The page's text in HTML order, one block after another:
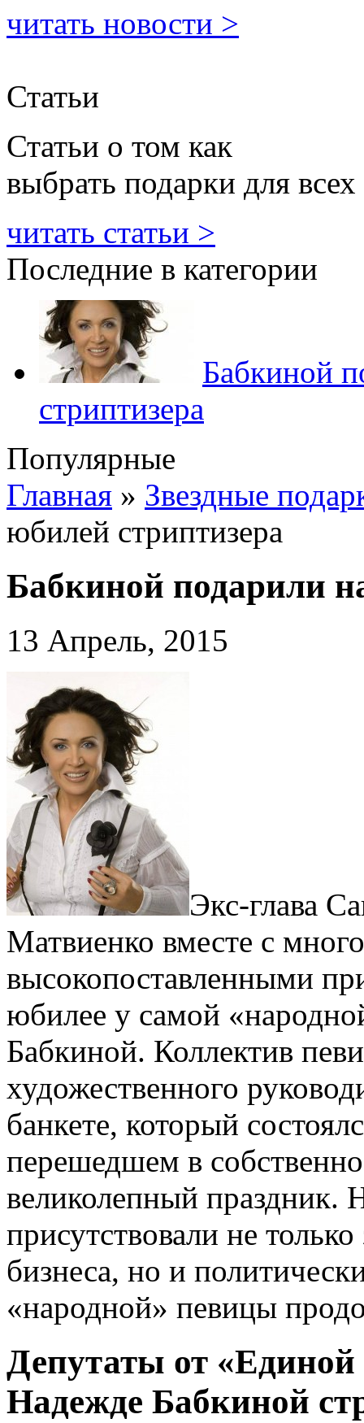
читать новости >
Статьи
Статьи о том как
выбрать подарки для всех
читать статьи >
Последние в категории
Бабкиной
стриптизера
Популярные
Главная » Звездные
юбилей стриптизера
Бабкиной подарили
13 Апрель, 2015
Экс-глава
Матвиенко вместе с
высокопоставленными
юбилее у самой
Бабкиной. Коллектив
художественного
банкете, который
перешедшем в
великолепный праздник.
присутствовали не
бизнеса, но и
«народной» певицы
Депутаты от «Единой
Надежде Бабкиной